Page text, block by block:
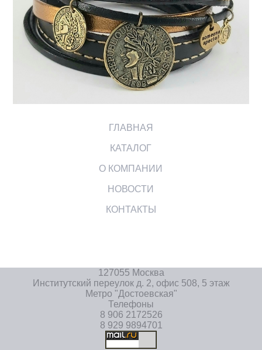
ГЛАВНАЯ
КАТАЛОГ
О КОМПАНИИ
НОВОСТИ
КОНТАКТЫ
127055 Москва
Институтский переулок д. 2, офис 508, 5 этаж
Метро "Достоевская"
Телефоны
8 906 2172526
8 929 9894701